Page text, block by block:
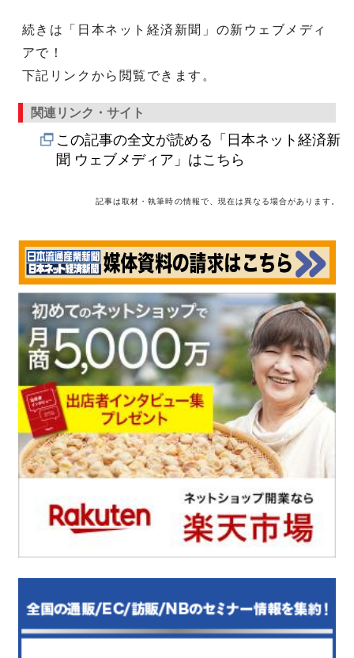
続きは「日本ネット経済新聞」の新ウェブメディ
アで！
下記リンクから閲覧できます。
関連リンク・サイト
この記事の全文が読める「日本ネット経済新
聞 ウェブメディア」はこちら
記事は取材・執筆時の情報で、現在は異なる場合があります。